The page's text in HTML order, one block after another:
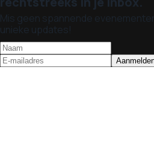
Mis geen spannende
unieke updates!